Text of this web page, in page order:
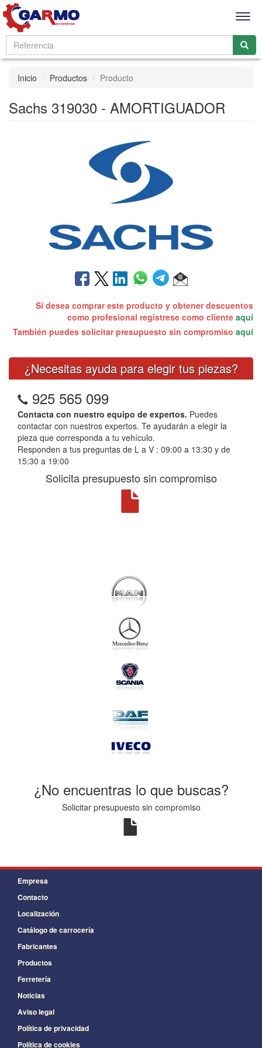
Inicio Productos Producto
Sachs 319030 - AMORTIGUADOR
Si desea comprar este producto y obtener descuentos
como profesional registrese como cliente aquí
También puedes solicitar presupuesto sin compromiso aquí
¿Necesitas ayuda para elegir tus piezas?
925 565 099
Contacta con nuestro equipo de expertos. Puedes
contactar con nuestros expertos. Te ayudarán a elegir la
pieza que corresponda a tu vehículo.
Responden a tus preguntas de L a V : 09:00 a 13:30 y de
15:30 a 19:00
Solicita presupuesto sin compromiso
¿No encuentras lo que buscas?
Solicitar presupuesto sin compromiso
Empresa
Contacto
Localización
Catálogo de carrocería
Fabricantes
Productos
Ferretería
Noticias
Aviso legal
Política de privacidad
Política de cookies